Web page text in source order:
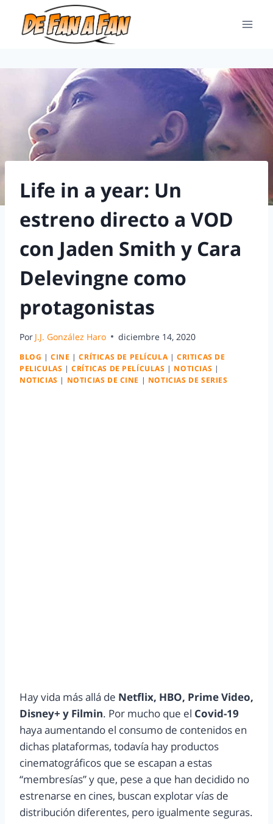
Life in a year: Un
estreno directo a VOD
con Jaden Smith y Cara
Delevingne como
protagonistas
Por J.J. González Haro diciembre 14, 2020
BLOG |CINE |CRÍTICAS DE PELÍCULA |CRITICAS DE
PELICULAS |CRÍTICAS DE PELÍCULAS | NOTICIAS |
NOTICIAS | NOTICIAS DE CINE | NOTICIAS DE SERIES
Hay vida más allá de Netflix, HBO, Prime Video,
Disney+ y Filmin. Por mucho que el Covid-19
haya aumentando el consumo de contenidos en
dichas plataformas, todavía hay productos
cinematográficos que se escapan a estas
“membresías” y que, pese a que han decidido no
estrenarse en cines, buscan explotar vías de
distribución diferentes, pero igualmente seguras.